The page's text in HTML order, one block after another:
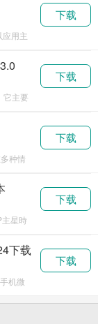
用主
下载
它主要
下载
种情
下载
星時
下载
下载
机微
下载